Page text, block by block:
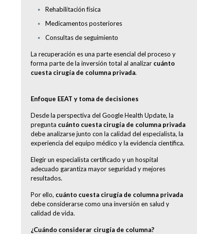
Rehabilitación física
Medicamentos posteriores
Consultas de seguimiento
La recuperación es una parte esencial del proceso y
forma parte de la inversión total al analizar cuánto
cuesta cirugía de columna privada.
Enfoque EEAT y toma de decisiones
Desde la perspectiva del Google Health Update, la
pregunta cuánto cuesta cirugía de columna privada
debe analizarse junto con la calidad del especialista, la
experiencia del equipo médico y la evidencia científica.
Elegir un especialista certificado y un hospital
adecuado garantiza mayor seguridad y mejores
resultados.
Por ello, cuánto cuesta cirugía de columna privada
debe considerarse como una inversión en salud y
calidad de vida.
¿Cuándo considerar cirugía de columna?